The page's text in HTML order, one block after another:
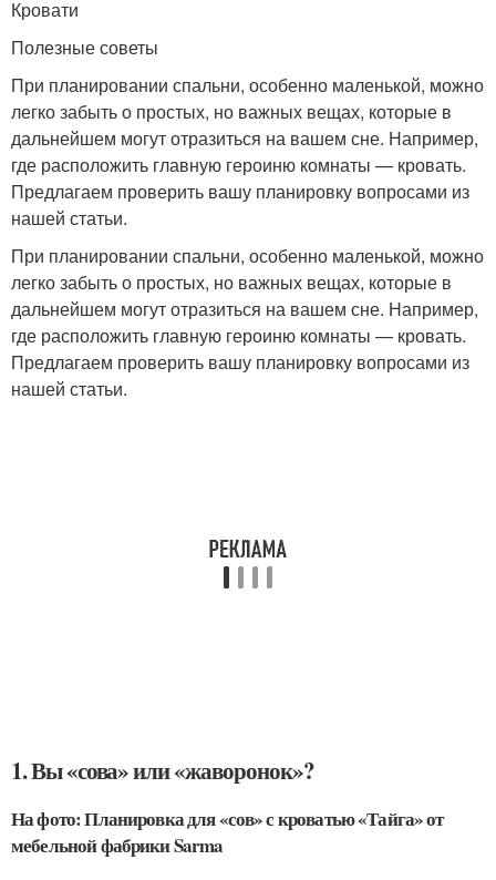
Кровати
Полезные советы
При планировании спальни, особенно маленькой, можно
легко забыть о простых, но важных вещах, которые в
дальнейшем могут отразиться на вашем сне. Например,
где расположить главную героиню комнаты — кровать.
Предлагаем проверить вашу планировку вопросами из
нашей статьи.
При планировании спальни, особенно маленькой, можно
легко забыть о простых, но важных вещах, которые в
дальнейшем могут отразиться на вашем сне. Например,
где расположить главную героиню комнаты — кровать.
Предлагаем проверить вашу планировку вопросами из
нашей статьи.
1. Вы «сова» или «жаворонок»?
На фото: Планировка для «сов» с кроватью «Тайга» от
мебельной фабрики Sarma